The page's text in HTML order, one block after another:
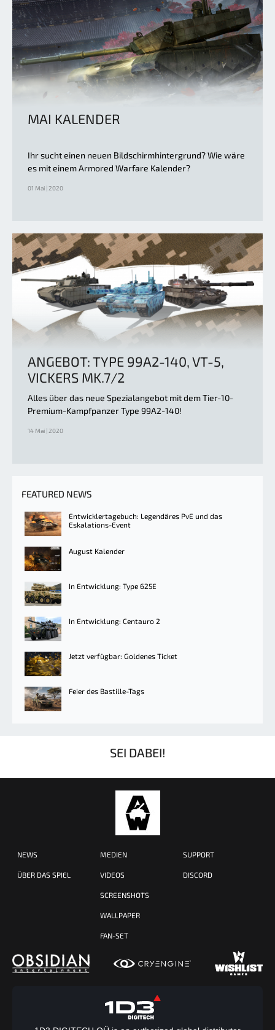
MAI KALENDER
Ihr sucht einen neuen Bildschirmhintergrund? Wie wäre
es mit einem Armored Warfare Kalender?
01 Mai | 2020
ANGEBOT: TYPE 99A2-140, VT-5,
VICKERS MK.7/2
Alles über das neue Spezialangebot mit dem Tier-10-
Premium-Kampfpanzer Type 99A2-140!
14 Mai | 2020
FEATURED NEWS
Entwicklertagebuch: Legendäres PvE und das
Eskalations-Event
August Kalender
In Entwicklung: Type 625E
In Entwicklung: Centauro 2
Jetzt verfügbar: Goldenes Ticket
Feier des Bastille-Tags
SEI DABEI!
NEWS
ÜBER DAS SPIEL
MEDIEN
VIDEOS
SCREENSHOTS
WALLPAPER
FAN-SET
SUPPORT
DISCORD